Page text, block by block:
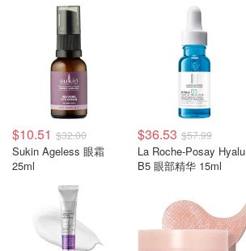
$10.51 $32.00
Sukin Ageless 眼霜
25ml
$36.53 $57.99
La Roche-Posay Hyalu
B5 眼部精华 15ml